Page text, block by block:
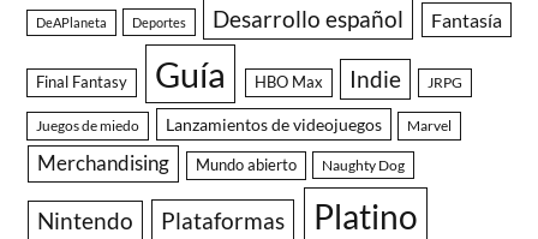
DeAPlaneta Deportes Desarrollo español Fantasía
Final Fantasy Guía HBO Max Indie JRPG
Juegos de miedo Lanzamientos de videojuegos Marvel
Merchandising Mundo abierto Naughty Dog
Nintendo Plataformas Platino